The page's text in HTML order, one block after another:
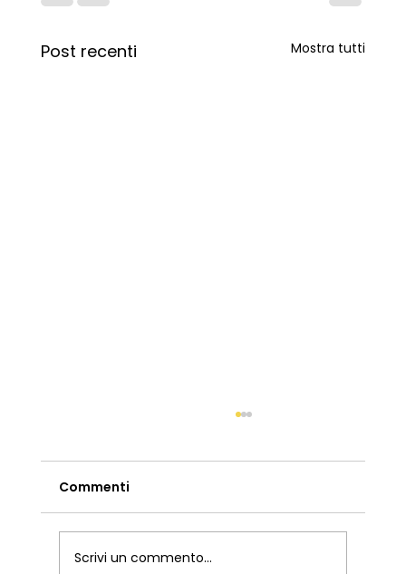
Post recenti Mostra tutti
Commenti
Scrivi un commento...